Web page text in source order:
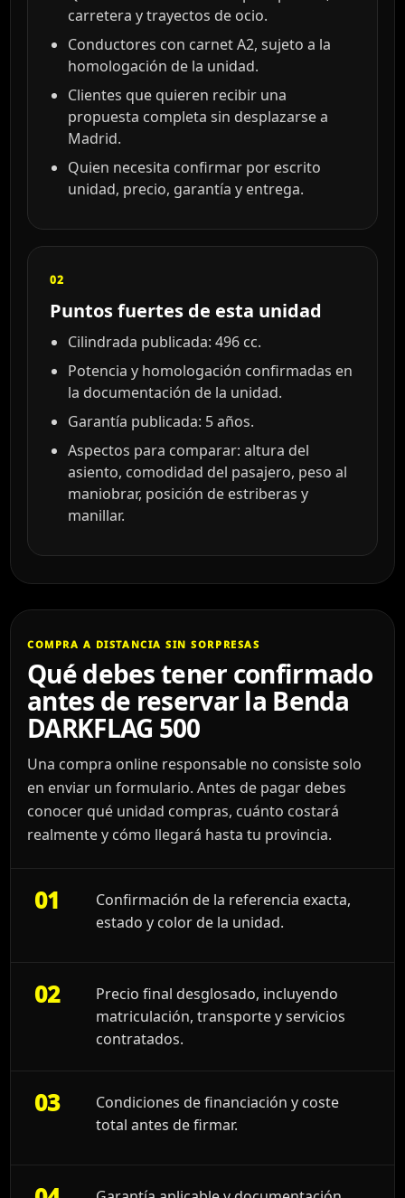
carretera y trayectos de ocio.
Conductores con carnet A2, sujeto a la
homologación de la unidad.
Clientes que quieren recibir una
propuesta completa sin desplazarse a
Madrid.
Quien necesita confirmar por escrito
unidad, precio, garantía y entrega.
02
Puntos fuertes de esta unidad
Cilindrada publicada: 496 cc.
Potencia y homologación confirmadas en
la documentación de la unidad.
Garantía publicada: 5 años.
Aspectos para comparar: altura del
asiento, comodidad del pasajero, peso al
maniobrar, posición de estriberas y
manillar.
COMPRA A DISTANCIA SIN SORPRESAS
Qué debes tener confirmado
antes de reservar la Benda
DARKFLAG 500
Una compra online responsable no consiste solo
en enviar un formulario. Antes de pagar debes
conocer qué unidad compras, cuánto costará
realmente y cómo llegará hasta tu provincia.
01
Confirmación de la referencia exacta,
estado y color de la unidad.
02
Precio final desglosado, incluyendo
matriculación, transporte y servicios
contratados.
03
Condiciones de financiación y coste
total antes de firmar.